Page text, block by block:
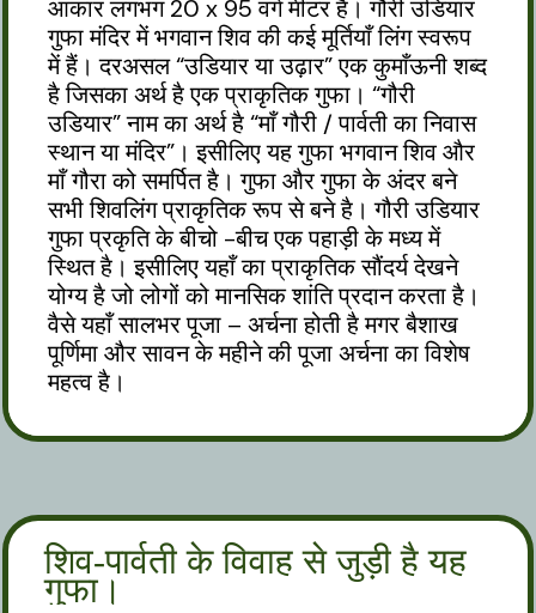
आकार लगभग 20 x 95 वर्ग मीटर है। गौरी उडियार
गुफा मंदिर में भगवान शिव की कई मूर्तियाँ लिंग स्वरूप
में हैं। दरअसल “उडियार या उढ़ार” एक कुमाँऊनी शब्द
है जिसका अर्थ है एक प्राकृतिक गुफा। “गौरी
उडियार” नाम का अर्थ है “माँ गौरी / पार्वती का निवास
स्थान या मंदिर”। इसीलिए यह गुफा भगवान शिव और
माँ गौरा को समर्पित है। गुफा और गुफा के अंदर बने
सभी शिवलिंग प्राकृतिक रूप से बने है। गौरी उडियार
गुफा प्रकृति के बीचो -बीच एक पहाड़ी के मध्य में
स्थित है। इसीलिए यहाँ का प्राकृतिक सौंदर्य देखने
योग्य है जो लोगों को मानसिक शांति प्रदान करता है।
वैसे यहाँ सालभर पूजा – अर्चना होती है मगर बैशाख
पूर्णिमा और सावन के महीने की पूजा अर्चना का विशेष
महत्व है।
शिव-पार्वती के विवाह से जुड़ी है यह
गुफा।